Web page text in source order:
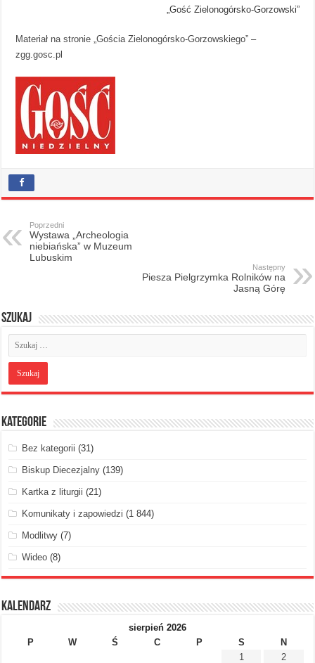
„Gość Zielonogórsko-Gorzowski”
Materiał na stronie „Gościa Zielonogórsko-Gorzowskiego” –
zgg.gosc.pl
Poprzedni
Wystawa „Archeologia
niebiańska” w Muzeum
Lubuskim
Następny
Piesza Pielgrzymka Rolników na
Jasną Górę
Szukaj
Kategorie
Bez kategorii (31)
Biskup Diecezjalny (139)
Kartka z liturgii (21)
Komunikaty i zapowiedzi (1 844)
Modlitwy (7)
Wideo (8)
Kalendarz
sierpień 2026
P
W Ś C P S
N
1
2